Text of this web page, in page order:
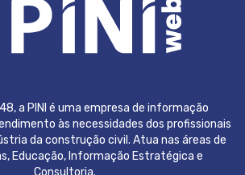
a PINI é uma empresa de informação
às necessidades dos profissionais
da construção civil. Atua nas áreas de
Educação, Informação Estratégica e